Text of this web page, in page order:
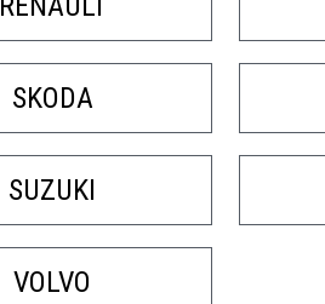
SKODA
SUZUKI
VOLVO